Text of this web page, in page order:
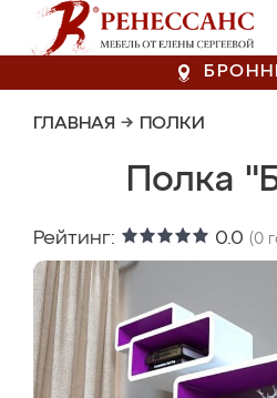
ГЛАВНАЯ → ПОЛКИ
Полка
Рейтинг: 0.0 (0